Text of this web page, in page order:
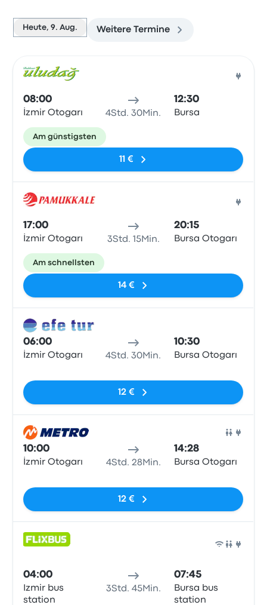
Heute, 9. Aug. Weitere Termine
08:00
İzmir Otogarı 4Std. 30Min.
12:30
Bursa
Am günstigsten
11 €
17:00
İzmir Otogarı 3Std. 15Min.
20:15
Bursa Otogarı
Am schnellsten
14 €
06:00
İzmir Otogarı 4Std. 30Min.
10:30
Bursa Otogarı
12 €
10:00
İzmir Otogarı 4Std. 28Min.
14:28
Bursa Otogarı
12 €
04:00
Izmir bus
station
3Std. 45Min.
07:45
Bursa bus
station